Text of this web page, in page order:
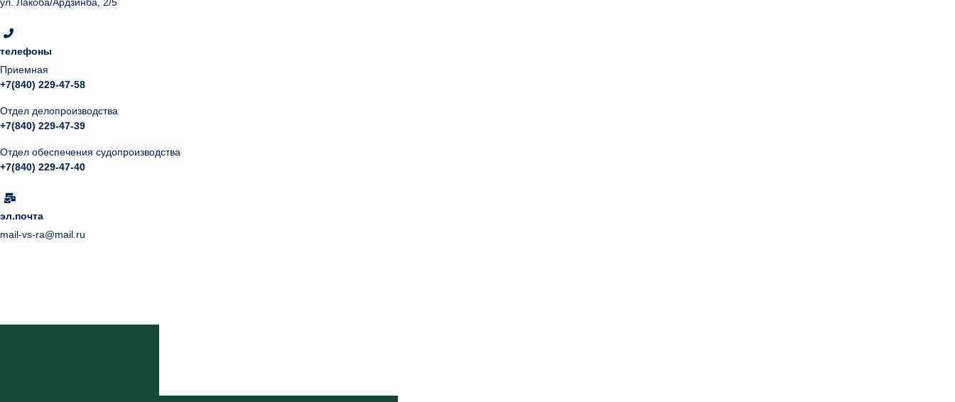
телефоны
Приемная
+7(840) 229-47-58
Отдел делопроизводства
+7(840) 229-47-39
Отдел обеспечения судопроизводства
+7(840) 229-47-40
эл.почта
mail-vs-ra@mail.ru